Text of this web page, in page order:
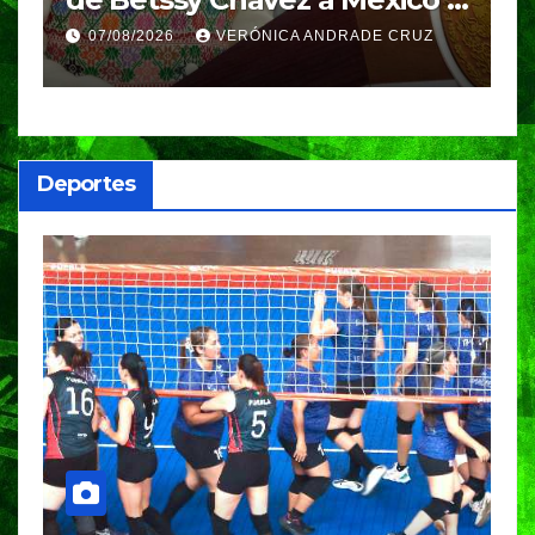
Azul, en Cazones, Veracruz
07/08/2026 VERÓNICA ANDRADE CRUZ
Deportes